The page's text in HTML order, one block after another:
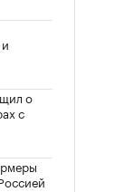
о
с